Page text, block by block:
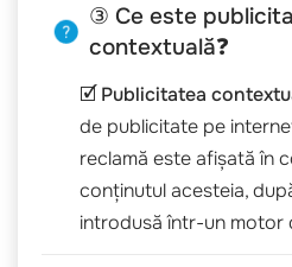
③ Ce este
contextuală❓
🗹 Publicitatea
de publicitate pe
reclamă este afișată în
conținutul acesteia,
introdusă într-un motor